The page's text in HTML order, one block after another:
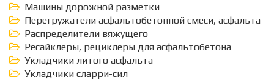
Машины дорожной разметки
Перегружатели асфальтобетонной смеси, асфальта
Распределители вяжущего
Ресайклеры, рециклеры для асфальтобетона
Укладчики литого асфальта
Укладчики сларри-сил